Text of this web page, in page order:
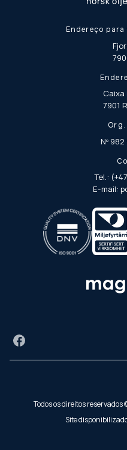
Endereço
Caixa
7901
Org.
Nº 982
Tel.:
E-mail:
Facebook
Todos os direitos
Site